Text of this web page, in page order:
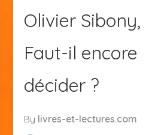
Olivier Sibony,
Faut-il encore
décider ?
By livres-et-lectures.com